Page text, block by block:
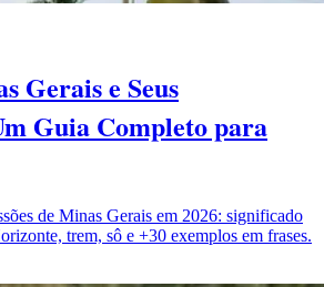
Gerais e Seus
Guia Completo para
de Minas Gerais em 2026: significado
trem, sô e +30 exemplos em frases.